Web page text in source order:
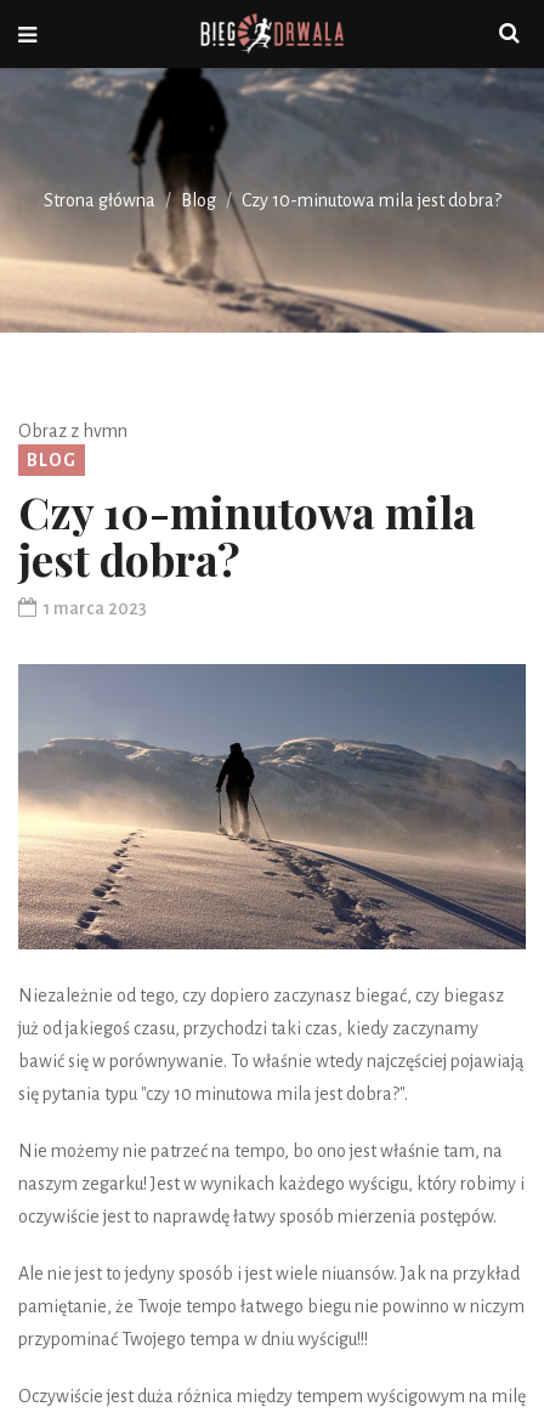
Strona główna Blog Czy 10-minutowa mila jest dobra?
Obraz z hvmn
BLOG
Czy 10-minutowa mila
jest dobra?
1 marca 2023
Niezależnie od tego, czy dopiero zaczynasz biegać, czy biegasz
już od jakiegoś czasu, przychodzi taki czas, kiedy zaczynamy
bawić się w porównywanie. To właśnie wtedy najczęściej pojawiają
się pytania typu "czy 10 minutowa mila jest dobra?".
Nie możemy nie patrzeć na tempo, bo ono jest właśnie tam, na
naszym zegarku! Jest w wynikach każdego wyścigu, który robimy i
oczywiście jest to naprawdę łatwy sposób mierzenia postępów.
Ale nie jest to jedyny sposób i jest wiele niuansów. Jak na przykład
pamiętanie, że Twoje tempo łatwego biegu nie powinno w niczym
przypominać Twojego tempa w dniu wyścigu!!!
Oczywiście jest duża różnica między tempem wyścigowym na milę